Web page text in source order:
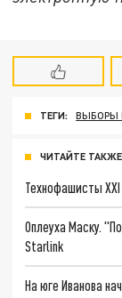
ТЕГИ: ВЫБОРЫ
ЧИТАЙТЕ
Технофашисты XXI
Оплеуха Маску.
Starlink
На юге Иванова